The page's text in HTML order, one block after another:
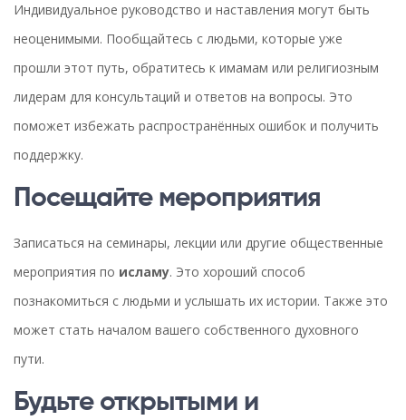
Индивидуальное руководство и наставления могут быть
неоценимыми. Пообщайтесь с людьми, которые уже
прошли этот путь, обратитесь к имамам или религиозным
лидерам для консультаций и ответов на вопросы. Это
поможет избежать распространённых ошибок и получить
поддержку.
Посещайте мероприятия
Записаться на семинары, лекции или другие общественные
мероприятия по исламу. Это хороший способ
познакомиться с людьми и услышать их истории. Также это
может стать началом вашего собственного духовного
пути.
Будьте открытыми и